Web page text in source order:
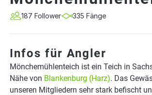
187 Follower 335 Fänge
Infos für Angler
Mönchemühlenteich ist ein Teich in
Nähe von Blankenburg (Harz). Das
unseren Mitgliedern sehr stark befischt